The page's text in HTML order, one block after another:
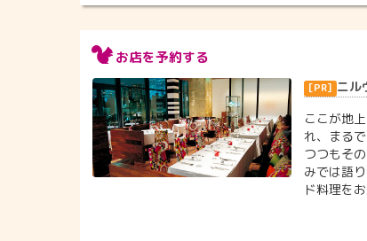
お店を予約する
ニル
ここが地
れ、まる
つつもそ
みでは語
ド料理を